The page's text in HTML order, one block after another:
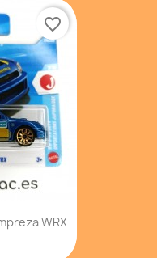
WRX
favorite_border